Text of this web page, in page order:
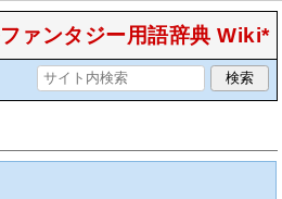
ァンタジー用語辞典 Wiki*